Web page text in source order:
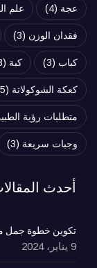
عجة (4) علم
فقدان الوزن (3)
كباب (3) كبة (3)
كعكة الشوكولاتة (5)
متطلبات رؤية
وجبات سريعة (3)
أحدث
تكوين خطوة جمل
9 يناير، 2024